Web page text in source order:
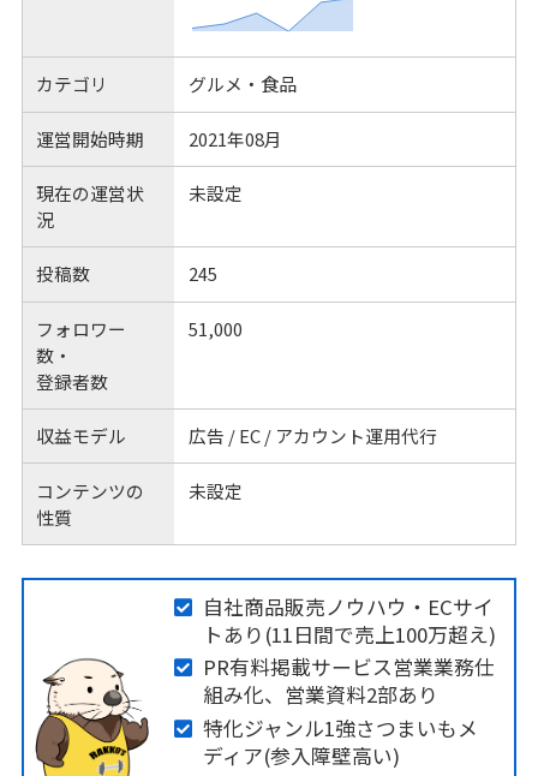
カテゴリ グルメ・食品
運営開始時期 2021年08月
現在の運営状
況
未設定
投稿数 245
フォロワー
数・
登録者数
51,000
収益モデル 広告 / EC / アカウント運用代行
コンテンツの
性質
未設定
自社商品販売ノウハウ・ECサイ
トあり(11日間で売上100万超え)
PR有料掲載サービス営業業務仕
組み化、営業資料2部あり
特化ジャンル1強さつまいもメ
ディア(参入障壁高い)